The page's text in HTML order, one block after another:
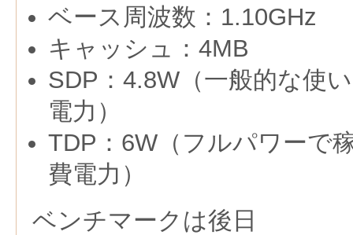
ベース周波数：1.10GHz
キャッシュ：4MB
SDP：4.8W（一般的な使
電力）
TDP：6W（フルパワーで
費電力）
ベンチマークは後日